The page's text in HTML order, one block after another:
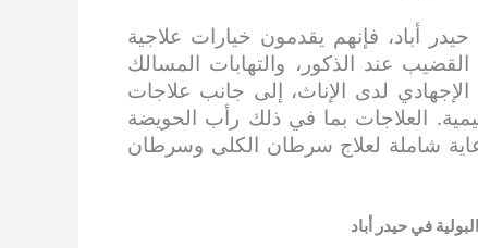
أباد، فإنهم يقدمون خيارات علاجية
عند الذكور، والتهابات المسالك
لدى الإناث، إلى جانب علاجات
العلاجات بما في ذلك رأب الحويضة
شاملة لعلاج سرطان الكلى وسرطان
في حيدر أباد